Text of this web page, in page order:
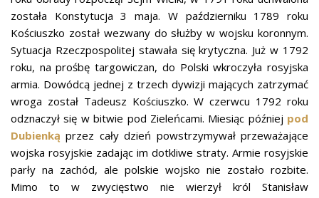
została Konstytucja 3 maja. W październiku 1789 roku
Kościuszko został wezwany do służby w wojsku koronnym.
Sytuacja Rzeczpospolitej stawała się krytyczna. Już w 1792
roku, na prośbę targowiczan, do Polski wkroczyła rosyjska
armia. Dowódcą jednej z trzech dywizji mających zatrzymać
wroga został Tadeusz Kościuszko. W czerwcu 1792 roku
odznaczył się w bitwie pod Zieleńcami. Miesiąc później pod
Dubienką przez cały dzień powstrzymywał przeważające
wojska rosyjskie zadając im dotkliwe straty. Armie rosyjskie
parły na zachód, ale polskie wojsko nie zostało rozbite.
Mimo to w zwycięstwo nie wierzył król Stanisław